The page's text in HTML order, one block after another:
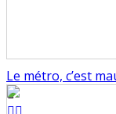
Le métro, c’est